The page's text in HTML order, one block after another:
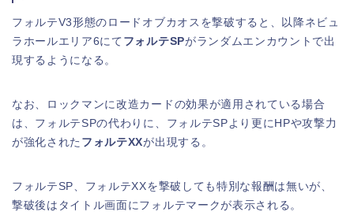
フォルテV3形態のロードオブカオスを撃破すると、以降ネビュ
ラホールエリア6にて フォルテSPがランダムエンカウントで出
現するようになる。
なお、ロックマンに改造カードの効果が適用されている場合
は、フォルテSPの代わりに、フォルテSPより更にHPや攻撃力
が強化された フォルテXXが出現する。
フォルテSP、フォルテXXを撃破しても特別な報酬は無いが、
撃破後はタイトル画面にフォルテマークが表示される。